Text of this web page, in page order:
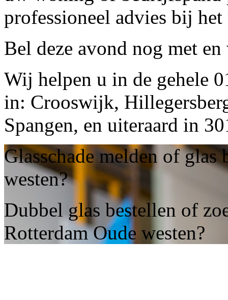
professioneel advies bij
Bel deze avond nog met en
Wij helpen u in de gehele
in: Crooswijk,
Spangen, en uiteraard in
Glasschade melden of
westen?
Dubbel glas bestellen of
Rotterdam Oude westen?